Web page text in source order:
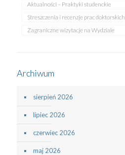
Aktualności – Praktyki studenckie
Streszczenia i recenzje prac doktorskich
Zagraniczne wizytacje na Wydziale
Archiwum
sierpień 2026
lipiec 2026
czerwiec 2026
maj 2026